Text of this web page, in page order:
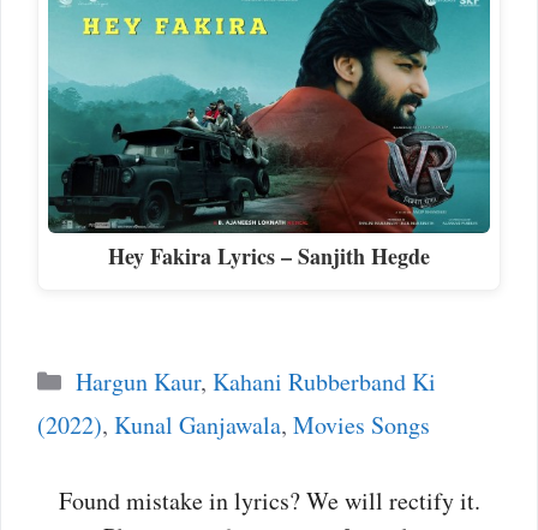
Hey Fakira Lyrics – Sanjith Hegde
Categories
Hargun Kaur, Kahani Rubberband Ki
(2022), Kunal Ganjawala, Movies Songs
Found mistake in lyrics? We will rectify it.